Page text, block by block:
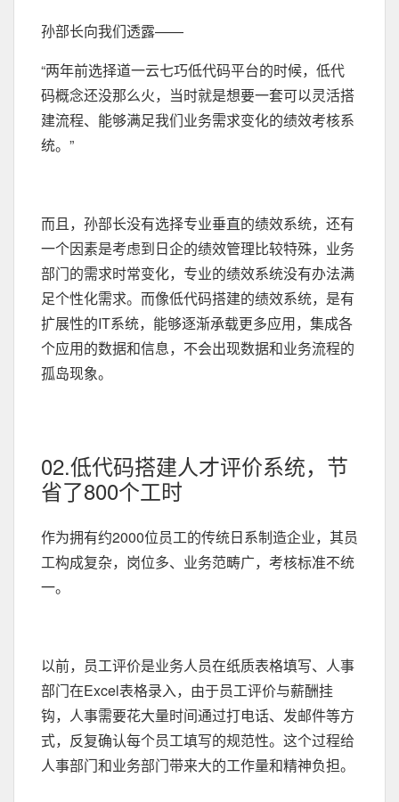
孙部长向我们透露——
“两年前选择道一云七巧低代码平台的时候，低代
码概念还没那么火，当时就是想要一套可以灵活搭
建流程、能够满足我们业务需求变化的绩效考核系
统。”
而且，孙部长没有选择专业垂直的绩效系统，还有
一个因素是考虑到日企的绩效管理比较特殊，业务
部门的需求时常变化，专业的绩效系统没有办法满
足个性化需求。而像低代码搭建的绩效系统，是有
扩展性的IT系统，能够逐渐承载更多应用，集成各
个应用的数据和信息，不会出现数据和业务流程的
孤岛现象。
02.低代码搭建人才评价系统，节
省了800个工时
作为拥有约2000位员工的传统日系制造企业，其员
工构成复杂，岗位多、业务范畴广，考核标准不统
一。
以前，员工评价是业务人员在纸质表格填写、人事
部门在Excel表格录入，由于员工评价与薪酬挂
钩，人事需要花大量时间通过打电话、发邮件等方
式，反复确认每个员工填写的规范性。这个过程给
人事部门和业务部门带来大的工作量和精神负担。